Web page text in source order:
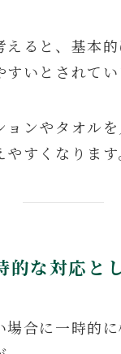
えると、基本
いとされてい
ンやタオルを
すくなります
的な対応と
場合に一時的